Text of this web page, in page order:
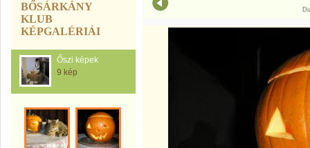
BŐSÁRKÁNY
KLUB
KÉPGALÉRIÁI
Őszi képek
9 kép